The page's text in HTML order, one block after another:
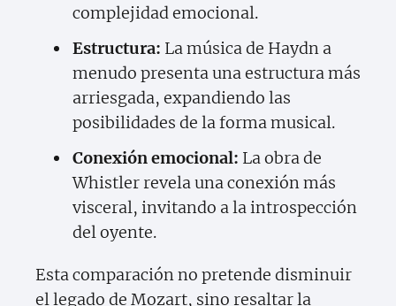
complejidad emocional.
Estructura: La música de Haydn a
menudo presenta una estructura más
arriesgada, expandiendo las
posibilidades de la forma musical.
Conexión emocional: La obra de
Whistler revela una conexión más
visceral, invitando a la introspección
del oyente.
Esta comparación no pretende disminuir
el legado de Mozart, sino resaltar la